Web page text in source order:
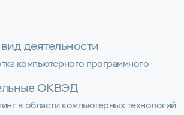
деятельности
компьютерного программного
ОКВЭД
в области компьютерных технологий